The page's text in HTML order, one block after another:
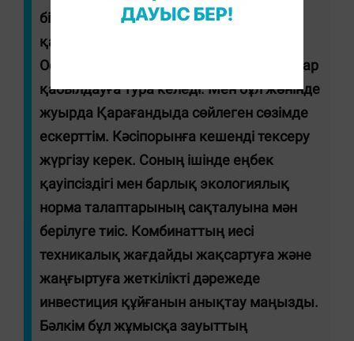
бірнеше рет ескерту жасалғанына
қарамастан, жағдай жақсармай отыр.
Осыған орай жедел түрде қатаң шаралар
қабылдауға тура келеді. Мен бұл жөнінде
жуырда Қарағандыда сөйлеген сөзімде
ескерттім. Кәсіпорынға кешенді тексеру
жүргізу керек. Соның ішінде еңбек
қауіпсіздігі мен барлық экологиялық
норма талаптарының сақталуына мән
берілуге тиіс. Комбинаттың иесі
техникалық жағдайды жақсартуға және
жаңғыртуға жеткілікті дәрежеде
инвестиция құйғанын анықтау маңызды.
Бәлкім бұл жұмысқа зауыттың